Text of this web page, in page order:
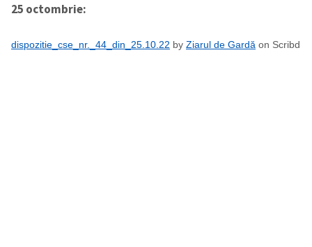
25 octombrie:
dispozitie_cse_nr._44_din_25.10.22 by Ziarul de Gardă on Scribd